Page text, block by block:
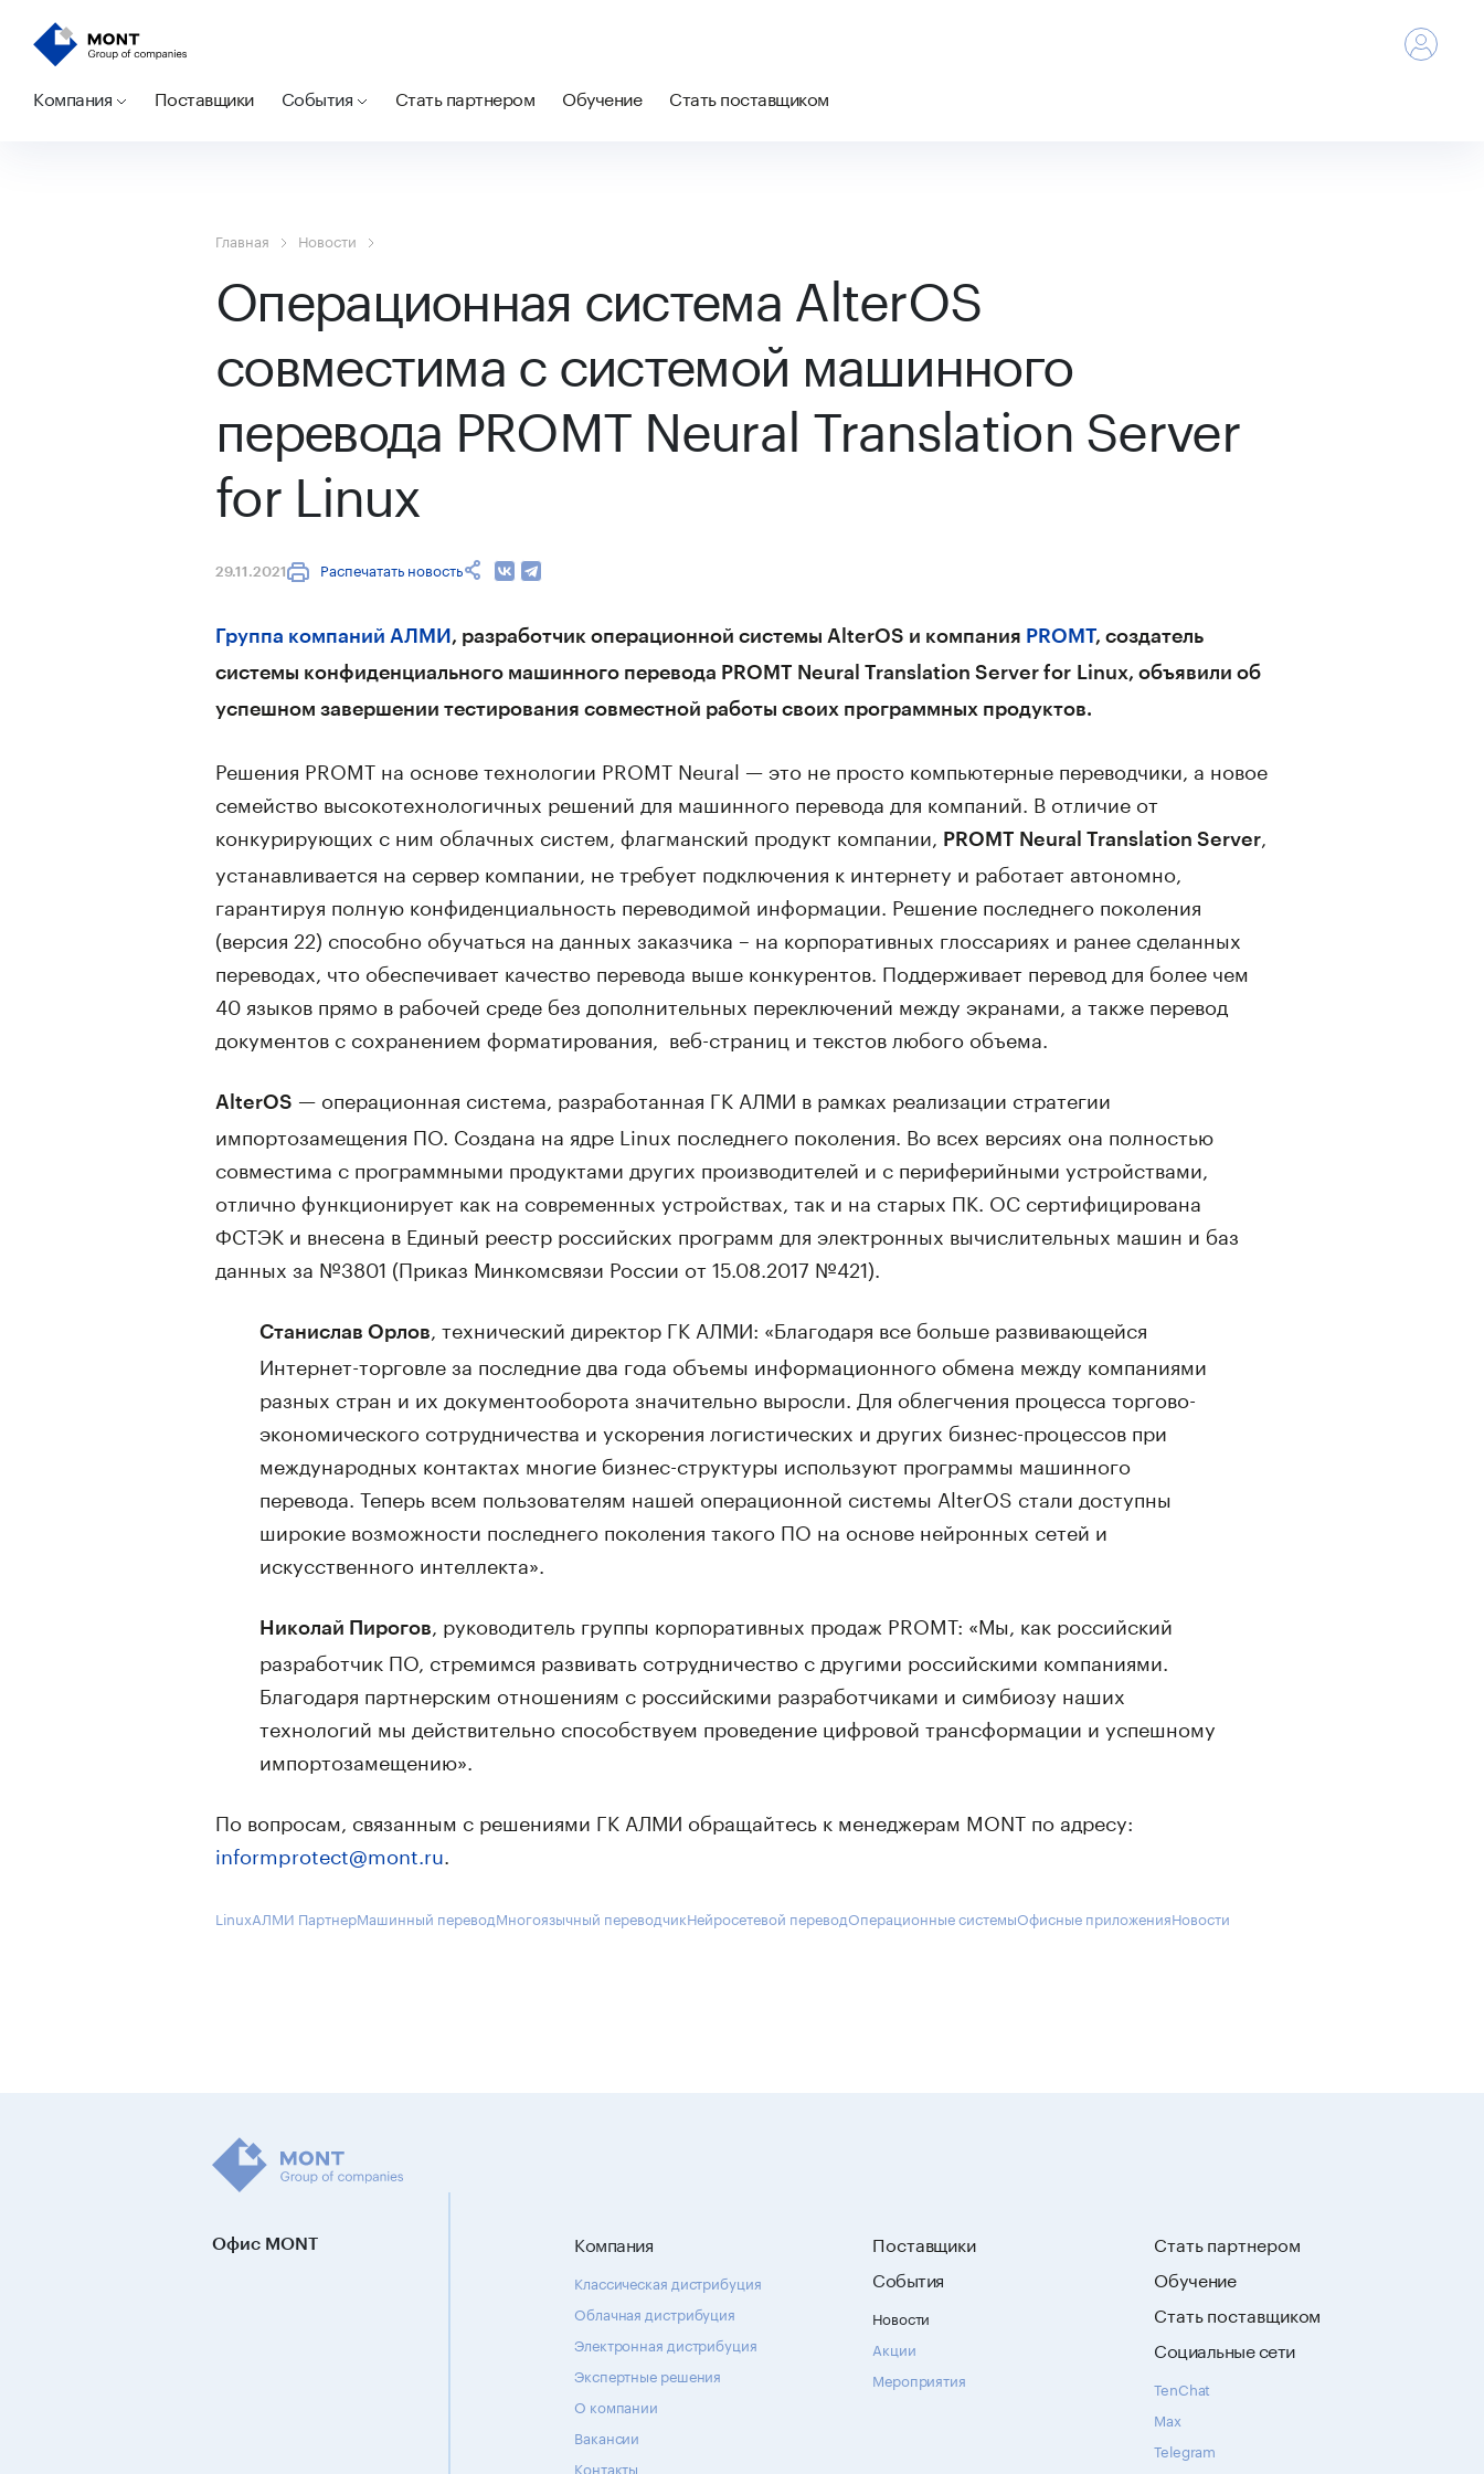
Компания Поставщики События Стать партнером Обучение Стать поставщиком
Главная Новости
Операционная система AlterOS
совместима с системой машинного
перевода PROMT Neural Translation Server
for Linux
29.11.2021 Распечатать новость
Группа компаний АЛМИ, разработчик операционной системы AlterOS и компания PROMT, создатель
системы конфиденциального машинного перевода PROMT Neural Translation Server for Linux, объявили об
успешном завершении тестирования совместной работы своих программных продуктов.
Решения PROMT на основе технологии PROMT Neural — это не просто компьютерные переводчики, а новое
семейство высокотехнологичных решений для машинного перевода для компаний. В отличие от
конкурирующих с ним облачных систем, флагманский продукт компании, PROMT Neural Translation Server
устанавливается на сервер компании, не требует подключения к интернету и работает автономно,
гарантируя полную конфиденциальность переводимой информации. Решение последнего поколения
(версия 22) способно обучаться на данных заказчика – на корпоративных глоссариях и ранее сделанных
переводах, что обеспечивает качество перевода выше конкурентов. Поддерживает перевод для более чем
40 языков прямо в рабочей среде без дополнительных переключений между экранами, а также перевод
документов с сохранением форматирования, веб-страниц и текстов любого объема.
AlterOS — операционная система, разработанная ГК АЛМИ в рамках реализации стратегии
импортозамещения ПО. Создана на ядре Linux последнего поколения. Во всех версиях она полностью
совместима с программными продуктами других производителей и с периферийными устройствами,
отлично функционирует как на современных устройствах, так и на старых ПК. ОС сертифицирована
ФСТЭК и внесена в Единый реестр российских программ для электронных вычислительных машин и баз
данных за №3801 (Приказ Минкомсвязи России от 15.08.2017 №421).
Станислав Орлов , технический директор ГК АЛМИ: «Благодаря все больше развивающейся
Интернет-торговле за последние два года объемы информационного обмена между компаниями
разных стран и их документооборота значительно выросли. Для облегчения процесса торгово-
экономического сотрудничества и ускорения логистических и других бизнес-процессов при
международных контактах многие бизнес-структуры используют программы машинного
перевода. Теперь всем пользователям нашей операционной системы AlterOS стали доступны
широкие возможности последнего поколения такого ПО на основе нейронных сетей и
искусственного интеллекта».
Николай Пирогов , руководитель группы корпоративных продаж PROMT: «Мы, как российский
разработчик ПО, стремимся развивать сотрудничество с другими российскими компаниями.
Благодаря партнерским отношениям с российскими разработчиками и симбиозу наших
технологий мы действительно способствуем проведение цифровой трансформации и успешному
импортозамещению».
По вопросам, связанным с решениями ГК АЛМИ обращайтесь к менеджерам MONT по адресу:
informprotect@mont.ru
LinuxАЛМИ ПартнерМашинный переводМногоязычный переводчикНейросетевой переводОперационные системыОфисные приложенияНовости
Офис MONT Компания
Классическая дистрибуция
Облачная дистрибуция
Электронная дистрибуция
Экспертные решения
О компании
Вакансии
Контакты
Поставщики
События
Новости
Акции
Мероприятия
Стать партнером
Обучение
Стать поставщиком
Социальные сети
TenChat
Max
Telegram